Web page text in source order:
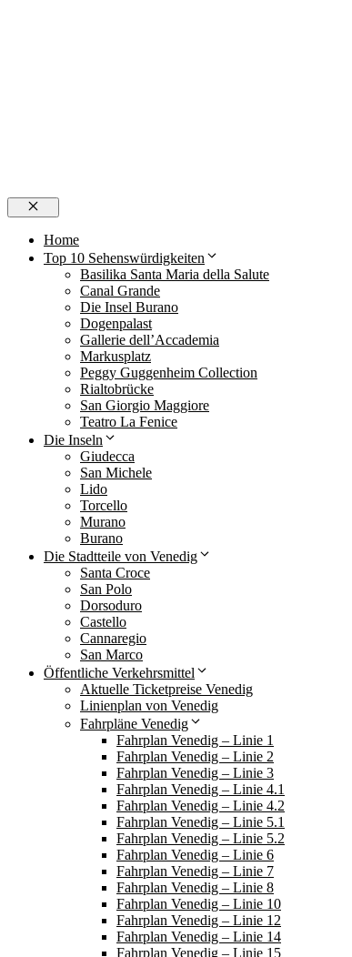
Schließen
Home
Top 10 Sehenswürdigkeiten
Basilika Santa Maria della Salute
Canal Grande
Die Insel Burano
Dogenpalast
Gallerie dell’Accademia
Markusplatz
Peggy Guggenheim Collection
Rialtobrücke
San Giorgio Maggiore
Teatro La Fenice
Die Inseln
Giudecca
San Michele
Lido
Torcello
Murano
Burano
Die Stadtteile von Venedig
Santa Croce
San Polo
Dorsoduro
Castello
Cannaregio
San Marco
Öffentliche Verkehrsmittel
Aktuelle Ticketpreise Venedig
Linienplan von Venedig
Fahrpläne Venedig
Fahrplan Venedig – Linie 1
Fahrplan Venedig – Linie 2
Fahrplan Venedig – Linie 3
Fahrplan Venedig – Linie 4.1
Fahrplan Venedig – Linie 4.2
Fahrplan Venedig – Linie 5.1
Fahrplan Venedig – Linie 5.2
Fahrplan Venedig – Linie 6
Fahrplan Venedig – Linie 7
Fahrplan Venedig – Linie 8
Fahrplan Venedig – Linie 10
Fahrplan Venedig – Linie 12
Fahrplan Venedig – Linie 14
Fahrplan Venedig – Linie 15